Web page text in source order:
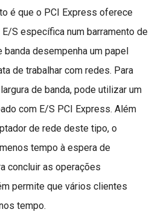
é que o PCI Express oferece
E/S específica num barramento de
banda desempenha um papel
de trabalhar com redes. Para
de banda, pode utilizar um
com E/S PCI Express. Além
de rede deste tipo, o
tempo à espera de
concluir as operações
permite que vários clientes
tempo.